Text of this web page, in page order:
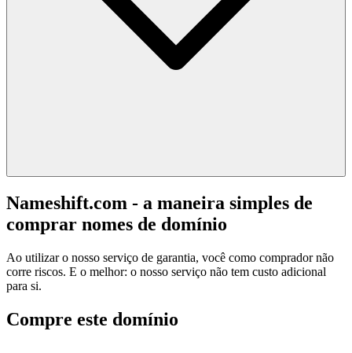
Nameshift.com - a maneira simples de
comprar nomes de domínio
Ao utilizar o nosso serviço de garantia, você como comprador não
corre riscos. E o melhor: o nosso serviço não tem custo adicional
para si.
Compre este domínio